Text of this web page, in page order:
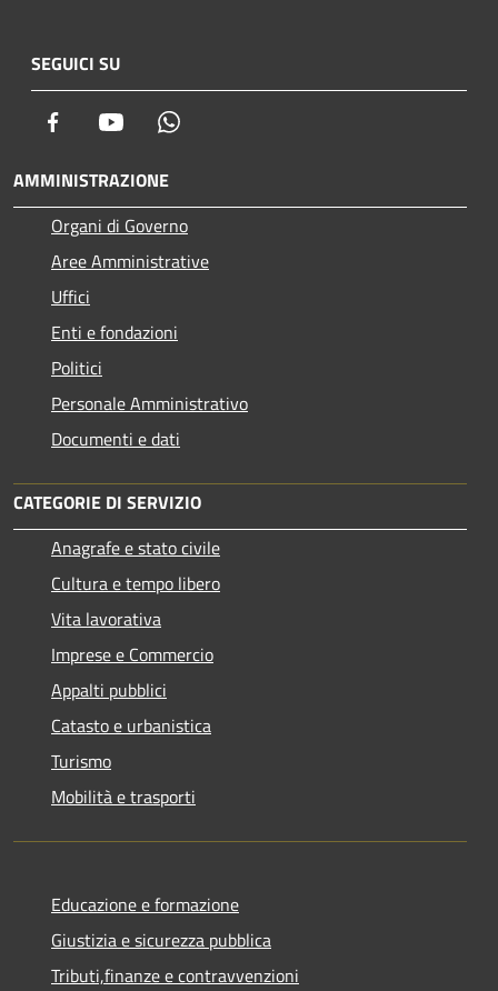
SEGUICI SU
Facebook Youtube
AMMINISTRAZIONE
Organi di Governo
Aree Amministrative
Uffici
Enti e fondazioni
Politici
Personale Amministrativo
Documenti e dati
CATEGORIE DI SERVIZIO
Anagrafe e stato civile
Cultura e tempo libero
Vita lavorativa
Imprese e Commercio
Appalti pubblici
Catasto e urbanistica
Turismo
Mobilità e trasporti
Educazione e formazione
Giustizia e sicurezza pubblica
Tributi,finanze e contravvenzioni